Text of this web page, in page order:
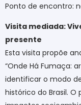
Ponto de encontro:
Visita mediada:
presente
Esta visita propõe
“Onde Há Fumaça:
identificar o modo
histórico do Brasil.